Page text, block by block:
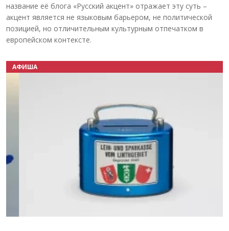
название её блога «Русский акцент» отражает эту суть –
акцент является не языковым барьером, не политической
позицией, но отличительным культурным отпечатком в
европейском контексте.
АФИША